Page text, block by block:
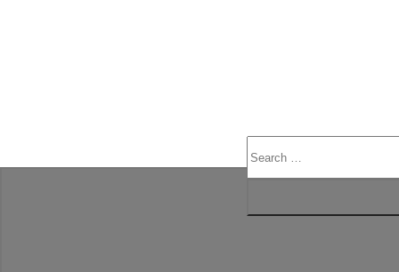
for: